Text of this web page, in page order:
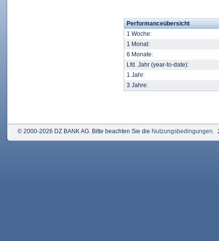
Performanceübersicht
1 Woche:
1 Monat:
6 Monate:
Lfd. Jahr (year-to-date):
1 Jahr:
3 Jahre:
© 2000-2026 DZ BANK AG. Bitte beachten Sie die Nutzungsbedingungen.